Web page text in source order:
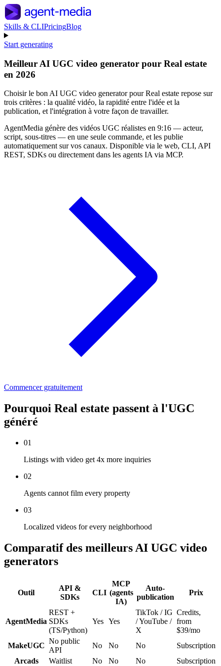
Skills & CLIPricingBlog
Start generating
Meilleur AI UGC video generator pour Real estate
en 2026
Choisir le bon AI UGC video generator pour Real estate repose sur
trois critères : la qualité vidéo, la rapidité entre l'idée et la
publication, et l'intégration à votre façon de travailler.
AgentMedia génère des vidéos UGC réalistes en 9:16 — acteur,
script, sous-titres — en une seule commande, et les publie
automatiquement sur vos canaux. Disponible via le web, CLI, API
REST, SDKs ou directement dans les agents IA via MCP.
Commencer gratuitement
Pourquoi Real estate passent à l'UGC
généré
01
Listings with video get 4x more inquiries
02
Agents cannot film every property
03
Localized videos for every neighborhood
Comparatif des meilleurs AI UGC video
generators
Outil
API &
SDKs
CLI
MCP
(agents
IA)
Auto-
publication
Prix
AgentMedia
REST +
SDKs
(TS/Python)
Yes Yes
TikTok / IG
/ YouTube /
X
Credits,
from
$39/mo
MakeUGC
No public
API
No No No
Subscription
Arcads
Waitlist No No No
Subscription